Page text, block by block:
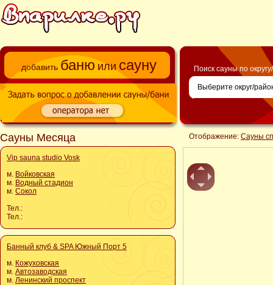
добавить баню или сауну
Сауны Месяца
Vip sauna studio Vosk
м. Войковская
м. Водный стадион
м. Сокол
Тел.:
Тел.:
Банный клуб & SPA Южный Порт 5
м. Кожуховская
м. Автозаводская
м. Ленинский проспект
Поиск сауны по
Отображение: Сауны